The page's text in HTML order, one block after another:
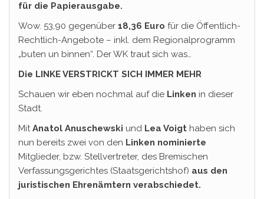
für die Papierausgabe.
Wow. 53,90 gegenüber 18,36 Euro für die Öffentlich-
Rechtlich-Angebote – inkl. dem Regionalprogramm
„buten un binnen“. Der WK traut sich was…
Die LINKE VERSTRICKT SICH IMMER MEHR
Schauen wir eben nochmal auf die Linken in dieser
Stadt.
MitAnatol Anuschewski und Lea Voigt haben sich
nun bereits zwei von den Linken nominierte
Mitglieder, bzw. Stellvertreter, des Bremischen
Verfassungsgerichtes (Staatsgerichtshof) aus den
juristischen Ehrenämtern verabschiedet.